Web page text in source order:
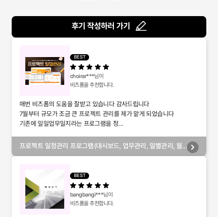
후기 작성하러 가기
BEST
choirar***님이
비즈폼을 추천합니다.
매번 비즈폼의 도움을 잘받고 있습니다 감사드립니다
7월부터 규모가 조금 큰 프로젝트 관리를 제가 맡게 되었습니다
기존에 일일업무일지라는 프로그램을 정...
프로젝트 일정관리 프로그램(대시보드, 업무관리, 일별관리, 월
BEST
bangbangi***님이
비즈폼을 추천합니다.